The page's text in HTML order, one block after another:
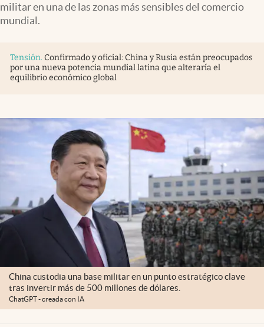
militar en una de las zonas más sensibles del comercio
mundial.
Tensión. Confirmado y oficial: China y Rusia están preocupados
por una nueva potencia mundial latina que alteraría el
equilibrio económico global
China custodia una base militar en un punto estratégico clave
tras invertir más de 500 millones de dólares.
ChatGPT - creada con IA